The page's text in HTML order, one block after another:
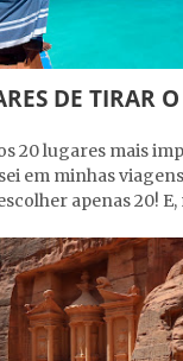
DE TIRAR
20 lugares mais
em minhas
apenas 20! E,